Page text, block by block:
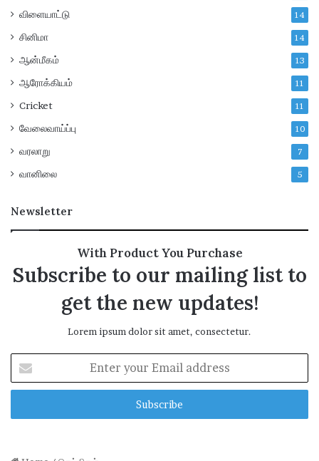
விளையாட்டு 14
சினிமா 14
ஆன்மீகம் 13
ஆரோக்கியம் 11
Cricket 11
வேலைவாய்ப்பு 10
வரலாறு 7
வானிலை 5
Newsletter
With Product You Purchase
Subscribe to our mailing list to
get the new updates!
Lorem ipsum dolor sit amet, consectetur.
t
r